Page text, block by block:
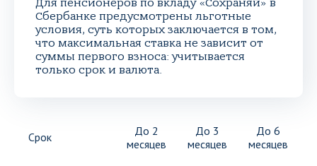
Для пенсионеров по вкладу «Сохраняй» в
Сбербанке предусмотрены льготные
условия, суть которых заключается в том,
что максимальная ставка не зависит от
суммы первого взноса: учитывается
только срок и валюта.
Срок
До 2
месяцев
До 3
месяцев
До 6
месяцев